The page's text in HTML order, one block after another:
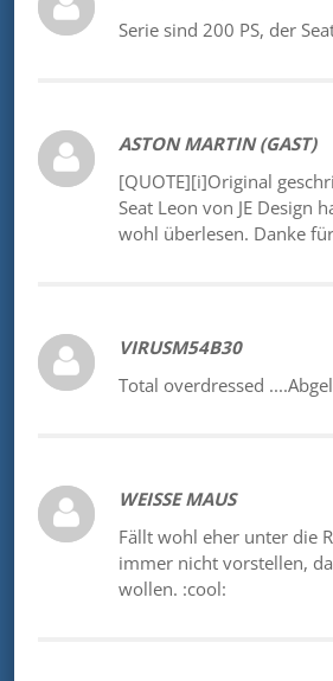
Serie sind 200 PS, der
ASTON MARTIN (GAST)
[QUOTE][i]Original
Seat Leon von JE Design
wohl überlesen. Danke
VIRUSM54B30
Total overdressed
WEISSE MAUS
Fällt wohl eher unter die
immer nicht vorstellen,
wollen. :cool: